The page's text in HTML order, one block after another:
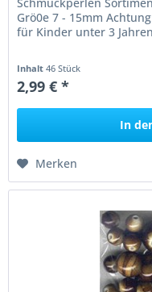
Schmuckperlen
Grö0e 7 - 15mm
für Kinder unter 3
Inhalt46 Stück
2,99 € *
In
Merken